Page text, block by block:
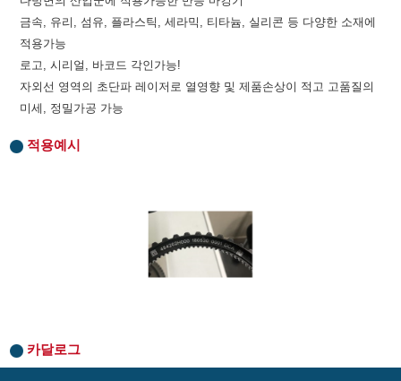
금속, 유리, 섬유, 플라스틱, 세라믹, 티타늄, 실리콘 등 다양한 소재에
적용가능
로고, 시리얼, 바코드 각인가능!
자외선 영역의 초단파 레이저로 열영향 및 제품손상이 적고 고품질의
미세, 정밀가공 가능
적용예시
카달로그